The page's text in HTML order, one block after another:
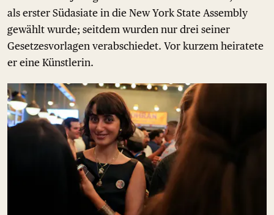
als erster Südasiate in die New York State Assembly
gewählt wurde; seitdem wurden nur drei seiner
Gesetzesvorlagen verabschiedet. Vor kurzem heiratete
er eine Künstlerin.